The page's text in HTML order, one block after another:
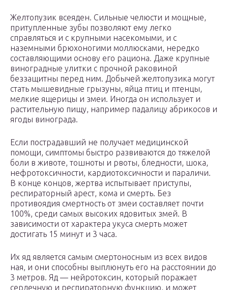
Желтопузик всеяден. Сильные челюсти и мощные,
притупленные зубы позволяют ему легко
справляться и с крупными насекомыми, и с
наземными брюхоногими моллюсками, нередко
составляющими основу его рациона. Даже крупные
виноградные улитки с прочной раковиной
беззащитны перед ним. Добычей желтопузика могут
стать мышевидные грызуны, яйца птиц и птенцы,
мелкие ящерицы и змеи. Иногда он использует и
растительную пищу, например падалицу абрикосов и
ягоды винограда.
Если пострадавший не получает медицинской
помощи, симптомы быстро развиваются до тяжелой
боли в животе, тошноты и рвоты, бледности, шока,
нефротоксичности, кардиотоксичности и параличи.
В конце концов, жертва испытывает приступы,
респираторный арест, кома и смерть. Без
противоядия смертность от змеи составляет почти
100%, среди самых высоких ядовитых змей. В
зависимости от характера укуса смерть может
достигать 15 минут и 3 часа.
Их яд является самым смертоносным из всех видов
ная, и они способны выплюнуть его на расстоянии до
3 метров. Яд — нейротоксин, который поражает
сердечную и респираторную функцию, и может